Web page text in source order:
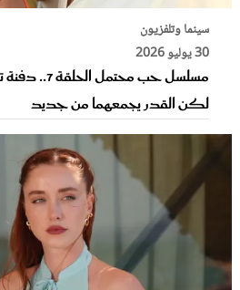
سينما وتلفزيون
30 يوليو 2026
مسلسل حب
لكن القدر يجمعهما من جديد